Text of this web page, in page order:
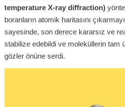
temperature X-ray diffraction)
boranların atomik haritasını
sayesinde, son derece kararsız ve
stabilize edebildi ve moleküllerin tam
gözler önüne serdi.